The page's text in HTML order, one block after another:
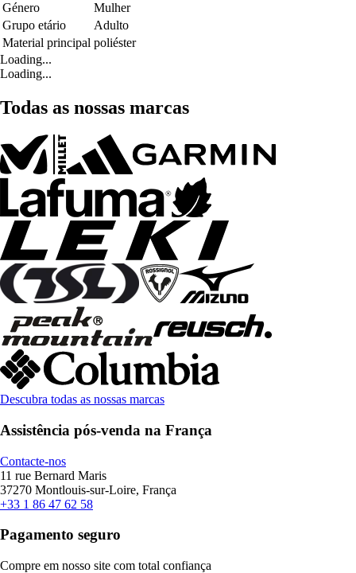
Género
Mulher
Grupo etário
Adulto
Material principal poliéster
Loading...
Loading...
Todas as nossas marcas
Descubra todas as nossas marcas
Assistência pós-venda na França
Contacte-nos
11 rue Bernard Maris
37270 Montlouis-sur-Loire, França
+33 1 86 47 62 58
Pagamento seguro
Compre em nosso site com total confiança